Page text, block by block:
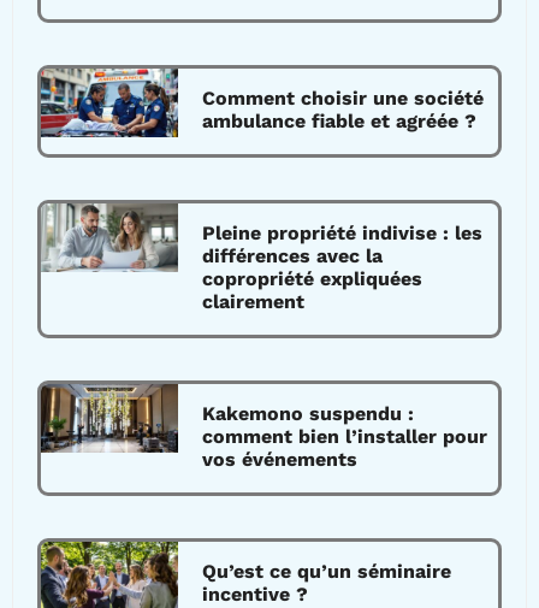
Comment choisir une société
ambulance fiable et agréée ?
Pleine propriété indivise : les
différences avec la
copropriété expliquées
clairement
Kakemono suspendu :
comment bien l’installer pour
vos événements
Qu’est ce qu’un séminaire
incentive ?